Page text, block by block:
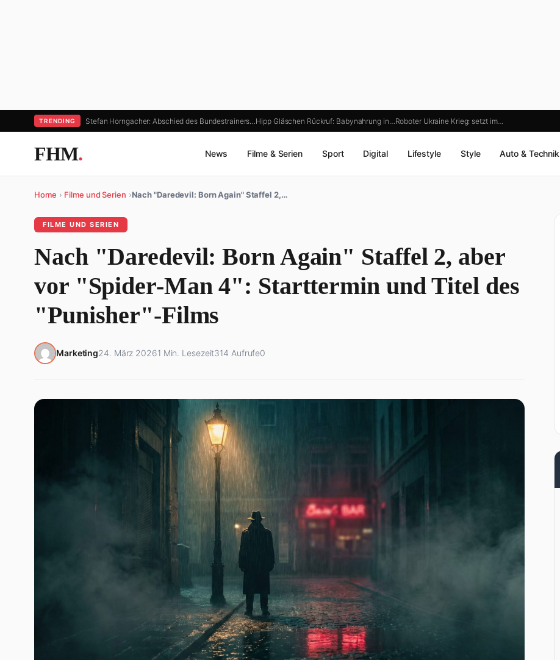
TRENDING Stefan Horngacher: Abschied des Bundestrainers… Hipp Gläschen Rückruf: Babynahrung in… Roboter Ukraine Krieg: setzt im…
FHM. News Filme & Serien Sport Digital Lifestyle Style Auto & Technik
Home › Filme und Serien ›Nach "Daredevil: Born Again" Staffel 2,…
FILME UND SERIEN
Nach "Daredevil: Born Again" Staffel 2, aber
vor "Spider-Man 4": Starttermin und Titel des
"Punisher"-Films
Marketing24. März 20261 Min. Lesezeit314 Aufrufe0